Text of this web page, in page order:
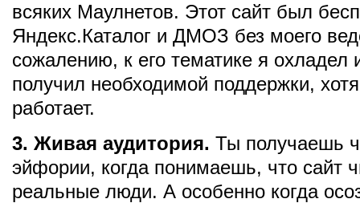
всяких Маулнетов. Этот сайт был
Яндекс.Каталог и ДМОЗ без моего
сожалению, к его тематике я охладел
получил необходимой поддержки,
работает.
3. Живая аудитория. Ты получаешь
эйфории, когда понимаешь, что сайт
реальные люди. А особенно когда